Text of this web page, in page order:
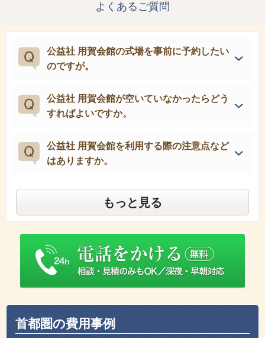
よくあるご質問
公益社 用賀会館の式場を事前に予約したい
のですが。
公益社 用賀会館が空いていなかったらどう
すればよいですか。
公益社 用賀会館を利用する際の注意点など
はありますか。
もっと見る
首都圏の費用事例